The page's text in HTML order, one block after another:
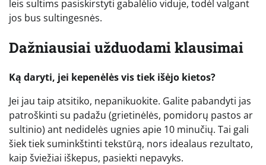
leis sultims pasiskirstyti gabalėlio viduje, todėl valgant
jos bus sultingesnės.
Dažniausiai užduodami klausimai
Ką daryti, jei kepenėlės vis tiek išėjo kietos?
Jei jau taip atsitiko, nepanikuokite. Galite pabandyti jas
patroškinti su padažu (grietinėlės, pomidorų pastos ar
sultinio) ant nedidelės ugnies apie 10 minučių. Tai gali
šiek tiek suminkštinti tekstūrą, nors idealaus rezultato,
kaip šviežiai iškepus, pasiekti nepavyks.